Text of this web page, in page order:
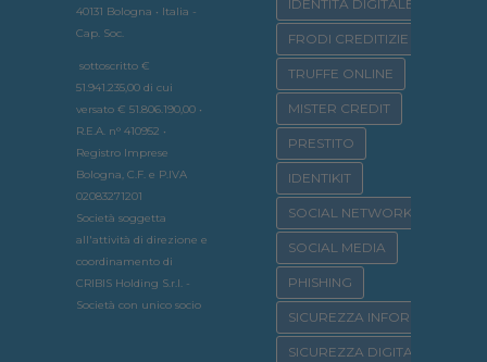
40131 Bologna • Italia -
Cap. Soc.
sottoscritto €
51.941.235,00 di cui
versato € 51.806.190,00 •
R.E.A. n° 410952 •
Registro Imprese
Bologna, C.F. e P.IVA
02083271201
Società soggetta
all'attività di direzione e
coordinamento di
CRIBIS Holding S.r.l. -
Società con unico socio
IDENTITÀ DIGITALE
FRODI CREDITIZIE
TRUFFE ONLINE
MISTER CREDIT
PRESTITO
IDENTIKIT
SOCIAL NETWORK
SOCIAL MEDIA
PHISHING
SICUREZZA INFORMATICA
SICUREZZA DIGITALE